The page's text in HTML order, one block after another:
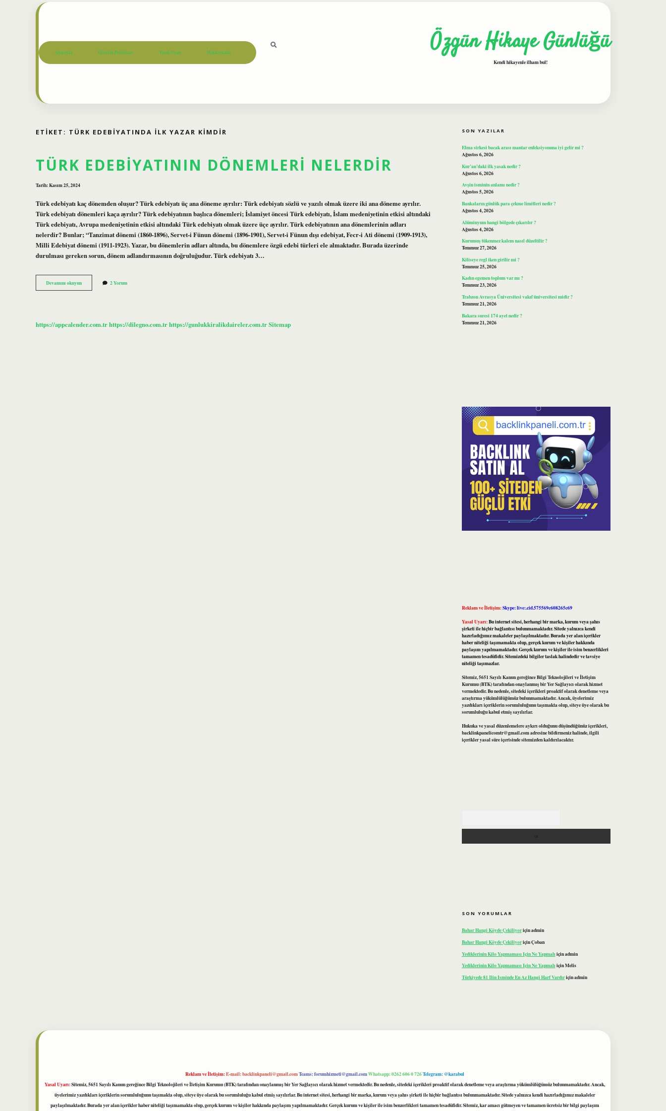
Anasayfa Gizlilik Politikası Yasal Uyarı Hakkımızda Özgün Hikaye Günlüğü
Kendi hikayenle ilham bul!
ETIKET: TÜRK EDEBIYATINDA ILK YAZAR KIMDIR
TÜRK EDEBIYATININ DÖNEMLERI NELERDIR
Tarih: Kasım 25, 2024
Türk edebiyatı kaç dönemden oluşur? Türk edebiyatı üç ana döneme ayrılır: Türk edebiyatı sözlü ve yazılı olmak üzere iki ana döneme ayrılır.
Türk edebiyatı dönemleri kaça ayrılır? Türk edebiyatının başlıca dönemleri; İslamiyet öncesi Türk edebiyatı, İslam medeniyetinin etkisi altındaki
Türk edebiyatı, Avrupa medeniyetinin etkisi altındaki Türk edebiyatı olmak üzere üçe ayrılır. Türk edebiyatının ana dönemlerinin adları
nelerdir? Bunlar; “Tanzimat dönemi (1860-1896), Servet-i Fünun dönemi (1896-1901), Servet-i Fünun dışı edebiyat, Fecr-i Ati dönemi (1909-1913),
Milli Edebiyat dönemi (1911-1923). Yazar, bu dönemlerin adları altında, bu dönemlere özgü edebi türleri ele almaktadır. Burada üzerinde
durulması gereken sorun, dönem adlandırmasının doğruluğudur. Türk edebiyatı 3…
Devamını okuyunTürk
Edebiyatının
2 Yorum
https://appcalender.com.trhttps://dilegno.com.trhttps://gunlukkiralikdaireler.com.trSitemap
SON YAZILAR
Elma sirkesi bacak arası mantar enfeksiyonuna iyi gelir mi ?
Ağustos 6, 2026
Kur’an’daki ilk yasak nedir ?
Ağustos 6, 2026
Avşin isminin anlamı nedir ?
Ağustos 5, 2026
Bankaların günlük para çekme limitleri nedir ?
Ağustos 4, 2026
Alüminyum hangi bölgede çıkarılır ?
Ağustos 4, 2026
Kurumuş tükenmez kalem nasıl düzeltilir ?
Temmuz 27, 2026
Kiliseye regl iken girilir mi ?
Temmuz 25, 2026
Kadın egemen toplum var mı ?
Temmuz 23, 2026
Trabzon Avrasya Üniversitesi vakıf üniversitesi midir ?
Temmuz 21, 2026
Bakara suresi 174 ayet nedir ?
Temmuz 21, 2026
Reklam ve İletişim:Skype: live:.cid.575569c608265c69
Yasal Uyarı:Bu internet sitesi, herhangi bir marka, kurum veya şahıs
şirketi ile hiçbir bağlantısı bulunmamaktadır. Sitede yalnızca kendi
hazırladığımız makaleler paylaşılmaktadır. Burada yer alan içerikler
haber niteliği taşımamakta olup, gerçek kurum ve kişiler hakkında
paylaşım yapılmamaktadır. Gerçek kurum ve kişiler ile isim benzerlikleri
tamamen tesadüfidir. Sitemizdeki bilgiler taslak halindedir ve tavsiye
niteliği taşımazlar.
Sitemiz, 5651 Sayılı Kanun gereğince Bilgi Teknolojileri ve İletişim
Kurumu (BTK) tarafından onaylanmış bir Yer Sağlayıcı olarak hizmet
vermektedir. Bu nedenle, sitedeki içerikleri proaktif olarak denetleme veya
araştırma yükümlülüğümüz bulunmamaktadır. Ancak, üyelerimiz
yazdıkları içeriklerin sorumluluğunu taşımakta olup, siteye üye olarak bu
sorumluluğu kabul etmiş sayılırlar.
Hukuka ve yasal düzenlemelere aykırı olduğunu düşündüğünüz içerikleri,
backlinkpanelicomtr@gmail.comadresine bildirmeniz halinde, ilgili
içerikler yasal süre içerisinde sitemizden kaldırılacaktır.
SON YORUMLAR
Bahar Hangi Köyde Çekiliyoriçinadmin
Bahar Hangi Köyde ÇekiliyoriçinÇoban
Yediklerinin Kilo Yapmaması Için Ne Yapmalı içinadmin
Yediklerinin Kilo Yapmaması Için Ne YapmalıiçinMelis
Türkiyede 81 Ilin Isminde En Az Hangi Harf Vardıriçinadmin
Reklam ve İletişim:E-mail:backlinkpaneli@gmail.comTeams:forumhizmeti@gmail.comWhatsapp: 0262 606 0 726Telegram: @karabul
Yasal Uyarı:Sitemiz, 5651 Sayılı Kanun gereğince Bilgi Teknolojileri ve İletişim Kurumu (BTK) tarafından onaylanmış bir Yer Sağlayıcı olarak hizmet vermektedir. Bu nedenle, sitedeki içerikleri proaktif olarak denetleme veya araştırma yükümlülüğümüz bulunmamaktadır. Ancak,
üyelerimiz yazdıkları içeriklerin sorumluluğunu taşımakta olup, siteye üye olarak bu sorumluluğu kabul etmiş sayılırlar. Bu internet sitesi, herhangi bir marka, kurum veya şahıs şirketi ile hiçbir bağlantısı bulunmamaktadır. Sitede yalnızca kendi hazırladığımız makaleler
paylaşılmaktadır. Burada yer alan içerikler haber niteliği taşımamakta olup, gerçek kurum ve kişiler hakkında paylaşım yapılmamaktadır. Gerçek kurum ve kişiler ile isim benzerlikleri tamamen tesadüfidir. Sitemiz, kar amacı gütmeyen ve tamamen ücretsiz bir bilgi paylaşım